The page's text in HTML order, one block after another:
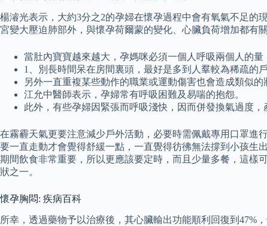
楊濬光表示，大約3分之2的孕婦在懷孕過程中會有氧氣不足的
宮變大壓迫肺部外，與懷孕荷爾蒙的變化、心臟負荷增加都有
當肚內寶寶越來越大，孕媽咪必須一個人呼吸兩個人的
1、別長時間呆在房間裏頭，最好是多到人羣較為稀疏的
另外一直重複某些動作的職業或運動傷害也會造成類似
江允中醫師表示，孕婦常有呼吸困難及易喘的抱怨。
此外，有些孕婦因緊張而呼吸淺快，因而併發換氣過度
在霧霾天氣更要注意減少戶外活動，必要時需佩戴專用口罩進
要一直走動才會覺得舒緩一點，一直覺得彷彿無法撐到小孩生
期間飲食非常重要，所以更應該要定時，而且少量多餐，這樣
狀之一。
懷孕胸悶: 疾病百科
所幸，透過藥物予以治療後，其心臟輸出功能順利回復到47%